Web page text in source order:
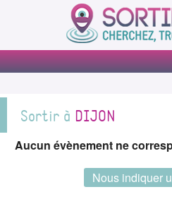
Sortir à DIJON
Aucun évènement ne
Nous indiquer